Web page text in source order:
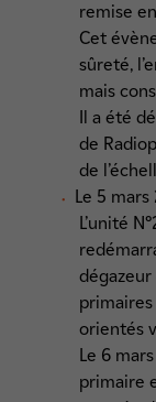
remise
Cet
sûreté,
mais
Il a été
de
de
Le 5 mars
L’unité
orientés
Le 6
primaire